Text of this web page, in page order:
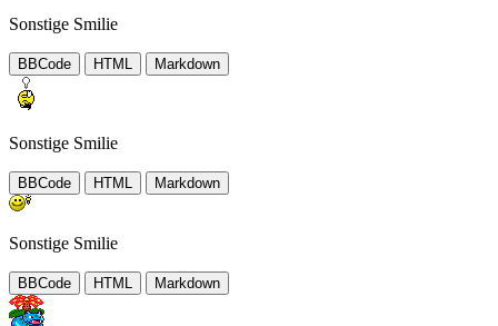
Sonstige Smilie
BBCode HTML Markdown
Sonstige Smilie
BBCode HTML Markdown
Sonstige Smilie
BBCode HTML Markdown